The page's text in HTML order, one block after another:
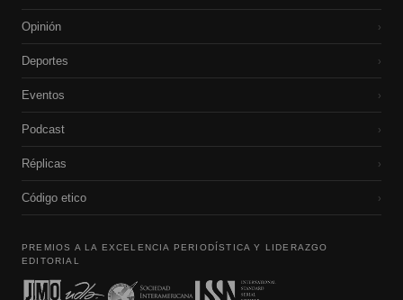
Opinión ›
Deportes ›
Eventos ›
Podcast ›
Réplicas ›
Código etico ›
PREMIOS A LA EXCELENCIA PERIODÍSTICA Y LIDERAZGO
EDITORIAL